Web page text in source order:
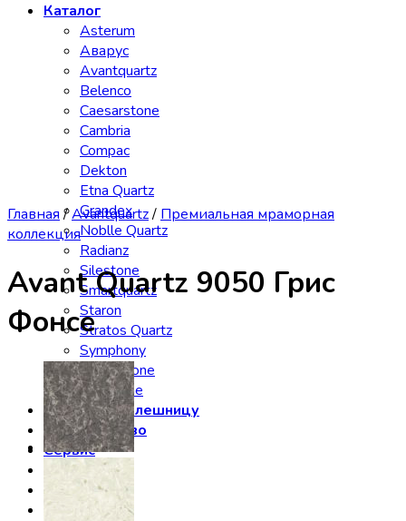
Каталог
Asterum
Аварус
Avantquartz
Belenco
Caesarstone
Cambria
Compac
Dekton
Etna Quartz
Grandex
Noblle Quartz
Radianz
Silestone
Smartquartz
Staron
Stratos Quartz
Symphony
Technistone
Vicostone
Заказать столешницу
Производство
Сервис
Галерея
Отзывы
Контакты
Главная /Avantquartz/ Премиальная мраморная
коллекция
Avant Quartz 9050 Грис
Фонсе